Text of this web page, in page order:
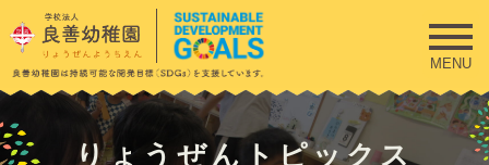
このページの本文へ
MENU
りょうぜんトピックス